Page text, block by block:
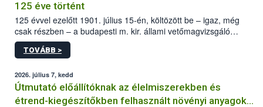
125 éve történt
125 évvel ezelőtt 1901. július 15-én, költözött be – igaz, még
csak részben – a budapesti m. kir. állami vetőmagvizsgáló
állomás a Kis Rókus utca 15. szám alatti, Czigler Győző által
tervezett új épületébe.
TOVÁBB >
2026. július 7, kedd
Útmutató előállítóknak az élelmiszerekben és
étrend-kiegészítőkben felhasznált növényi anyagok,